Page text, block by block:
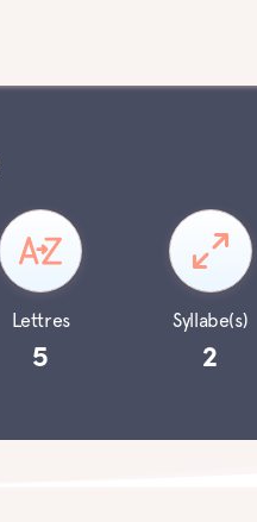
Lettres
5
Syllabe(s)
2